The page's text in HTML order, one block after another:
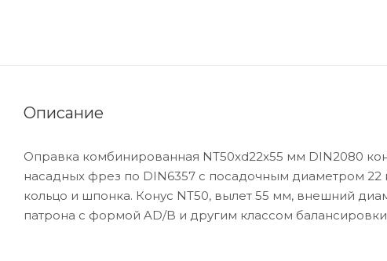
Описание
Оправка комбинированная NT50xd22x55 мм DIN2080
насадных фрез по DIN6357 с посадочным диаметром
кольцо и шпонка. Конус NT50, вылет 55 мм, внешний
патрона с формой AD/B и другим классом